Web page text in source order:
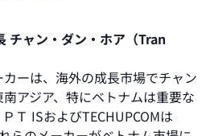
チャン・ダン・ホア（Tran
ーは、海外の成長市場でチャン
アジア、特にベトナムは重要な
Ｔ ISおよびTECHUPCOMは